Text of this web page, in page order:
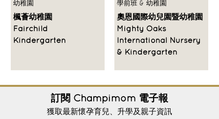
幼稚園
楓薈幼稚園
Fairchild
Kindergarten
學前班 & 幼稚園
奧恩國際幼兒園暨幼稚園
Mighty Oaks
International Nursery
& Kindergarten
訂閱 Champimom 電子報
獲取最新懷孕育兒、升學及親子資訊